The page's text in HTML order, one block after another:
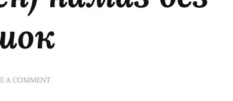
A COMMENTON